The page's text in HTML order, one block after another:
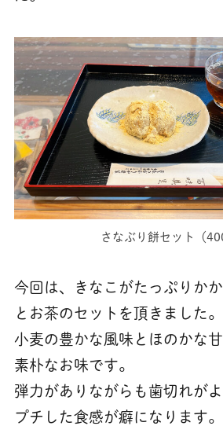
さなぶり餅セット（
今回は、きなこがたっぷりか
とお茶のセットを頂きました。
小麦の豊かな風味とほのかな
素朴なお味です。
弾力がありながらも歯切れが
プチした食感が癖になります。